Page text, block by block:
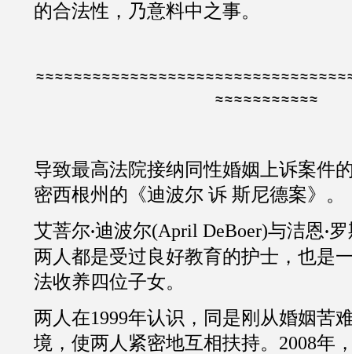
的合法性，乃意料中之事。
≈≈≈≈≈≈≈≈≈≈≈
导致最高法院接纳同性婚姻上诉案件
密西根州的《迪波尔 诉 斯尼德案》。
艾菩尔·迪波尔(April DeBoer)与洁恩·
两人都是受过良好教育的护士，也是
法收养四位子女。
两人在1999年认识，同是刚从婚姻苦
境，使两人紧密地互相扶持。 2008年